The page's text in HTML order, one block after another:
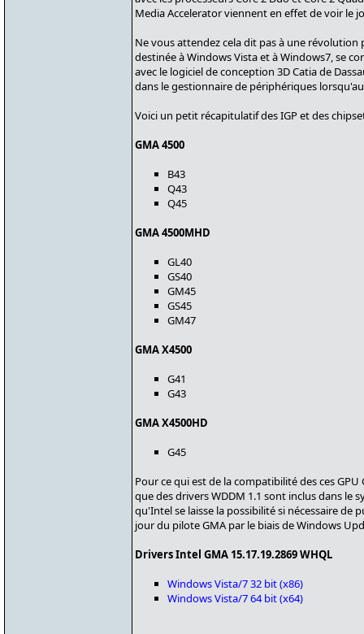
Media Accelerator viennent en effet de voir le
Ne vous attendez cela dit pas à une révolution
destinée à Windows Vista et à Windows7, se
avec le logiciel de conception 3D Catia de
dans le gestionnaire de périphériques
Voici un petit récapitulatif des IGP et des
GMA 4500
B43
Q43
Q45
GMA 4500MHD
GL40
GS40
GM45
GS45
GM47
GMA X4500
G41
G43
GMA X4500HD
G45
Pour ce qui est de la compatibilité des ces GPU
que des drivers WDDM 1.1 sont inclus dans le
qu'Intel se laisse la possibilité si nécessaire de
jour du pilote GMA par le biais de Windows
Drivers Intel GMA 15.17.19.2869 WHQL
Windows Vista/7 32 bit (x86)
Windows Vista/7 64 bit (x64)